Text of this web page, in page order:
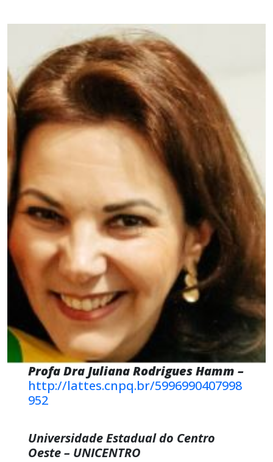
Profa Dra Juliana Rodrigues Hamm –
http://lattes.cnpq.br/5996990407998
952
Universidade Estadual do Centro
Oeste – UNICENTRO